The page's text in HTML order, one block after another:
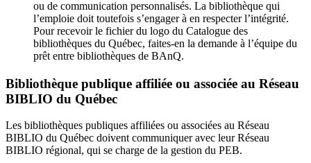
ou de communication personnalisés. La bibliothèque qui
l’emploie doit toutefois s’engager à en respecter l’intégrité.
Pour recevoir le fichier du logo du Catalogue des
bibliothèques du Québec, faites-en la demande à l’équipe du
prêt entre bibliothèques de BAnQ.
Bibliothèque publique affiliée ou associée au Réseau
BIBLIO du Québec
Les bibliothèques publiques affiliées ou associées au Réseau
BIBLIO du Québec doivent communiquer avec leur Réseau
BIBLIO régional, qui se charge de la gestion du PEB.